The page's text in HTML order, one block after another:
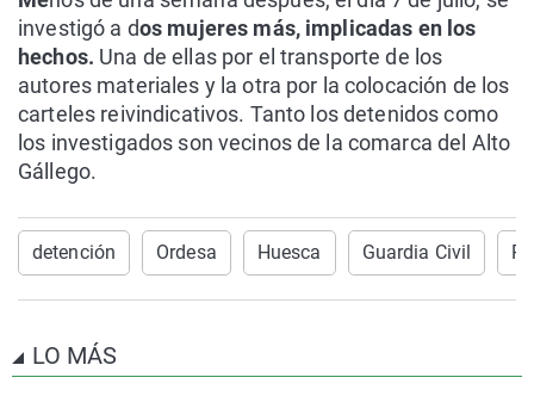
investigó a dos mujeres más, implicadas en los
hechos. Una de ellas por el transporte de los
autores materiales y la otra por la colocación de los
carteles reivindicativos. Tanto los detenidos como
los investigados son vecinos de la comarca del Alto
Gállego.
detención Ordesa Huesca Guardia Civil
LO MÁS